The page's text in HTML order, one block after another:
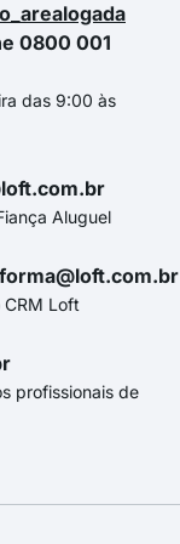
0800 001
das 9:00 às
Aluguel
Loft
profissionais de